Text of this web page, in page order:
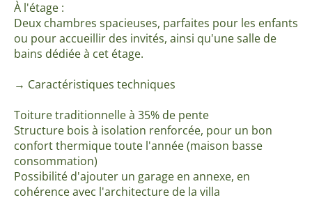
À l'étage :
Deux chambres spacieuses, parfaites pour les enfants
ou pour accueillir des invités, ainsi qu'une salle de
bains dédiée à cet étage.
→ Caractéristiques techniques
Toiture traditionnelle à 35% de pente
Structure bois à isolation renforcée, pour un bon
confort thermique toute l'année (maison basse
consommation)
Possibilité d'ajouter un garage en annexe, en
cohérence avec l'architecture de la villa